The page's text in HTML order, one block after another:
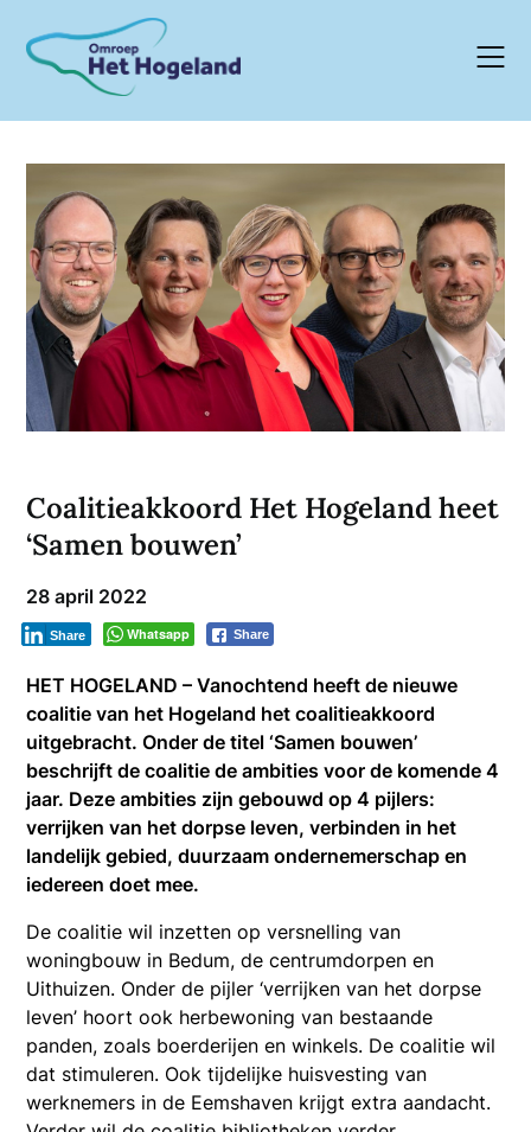
content
Coalitieakkoord Het Hogeland heet
‘Samen bouwen’
28 april 2022
Whatsapp Share
Share
HET HOGELAND – Vanochtend heeft de nieuwe
coalitie van het Hogeland het coalitieakkoord
uitgebracht. Onder de titel ‘Samen bouwen’
beschrijft de coalitie de ambities voor de komende 4
jaar. Deze ambities zijn gebouwd op 4 pijlers:
verrijken van het dorpse leven, verbinden in het
landelijk gebied, duurzaam ondernemerschap en
iedereen doet mee.
De coalitie wil inzetten op versnelling van
woningbouw in Bedum, de centrumdorpen en
Uithuizen. Onder de pijler ‘verrijken van het dorpse
leven’ hoort ook herbewoning van bestaande
panden, zoals boerderijen en winkels. De coalitie wil
dat stimuleren. Ook tijdelijke huisvesting van
werknemers in de Eemshaven krijgt extra aandacht.